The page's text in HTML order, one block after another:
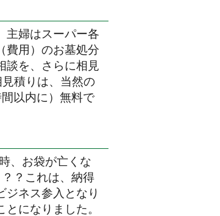
主婦はスーパー各
費用）のお墓処分
談を、さらに相見
積りは、当然の
以内に）無料で
、お袋が亡くな
？これは、納得
ジネス参入となり
になりました。